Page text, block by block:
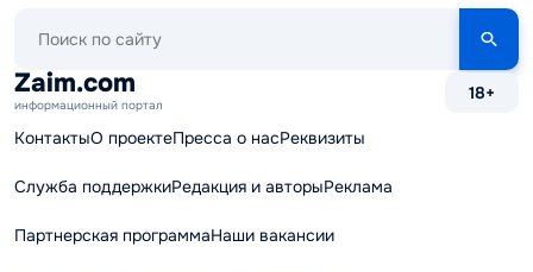
сайту
Zaim.com
информационный портал
18+
КонтактыО проектеПресса о насРеквизиты
Служба поддержкиРедакция и авторыРеклама
Партнерская программаНаши вакансии